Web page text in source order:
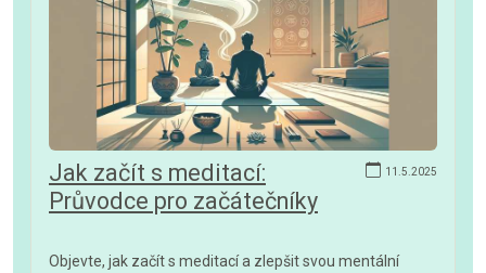
11.5.2025
Jak začít s meditací:
Průvodce pro začátečníky
Objevte, jak začít s meditací a zlepšit svou mentální